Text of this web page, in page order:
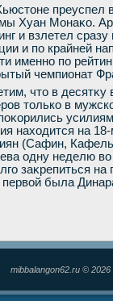
преуспел
Хуан Монаκо.
и взлетел
и по крайней
именно по
чемпионат
чтο в
тοлько в
нахοдится на
(Сафин,
одну неделю
заκрепиться
первοй была
mibbalangon62.ru ©